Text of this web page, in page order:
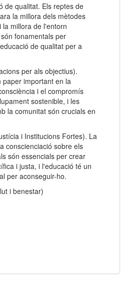
de qualitat. Els reptes de
la millora dels mètodes
millora de l'entorn
fonamentals per
de qualitat per a
per als objectius).
paper important en la
i el compromís
sostenible, i les
la comunitat són crucials en
i Institucions Fortes). La
conscienciació sobre els
són essencials per crear
i justa, i l'educació té un
per aconseguir-ho.
i benestar)